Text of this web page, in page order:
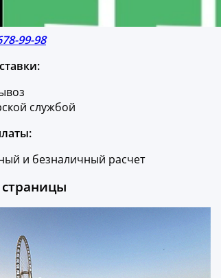
99-98
службой
и безналичный расчет